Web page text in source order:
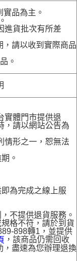
品為主。
進貨批次有所差
，請以收到實際商品
。
實體門市提供退
，請以網站公告為
情形之一，恕無法
。
為完成之線上服
不提供退貨服務。
格不符，請於到貨
898轉1，並提供
，該商品仍需回收
，盡速為您辦理退換